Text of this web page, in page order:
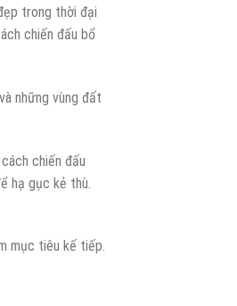
trong thời đại
chiến đấu bổ
những vùng đất
chiến đấu
hạ gục kẻ thù.
mục tiêu kế tiếp.